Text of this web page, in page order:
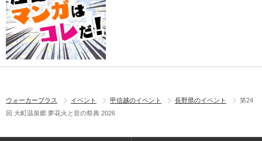
ウォーカープラス イベント 甲信越のイベント 長野県のイベント
第24
回 大町温泉郷 夢花火と音の祭典 2026